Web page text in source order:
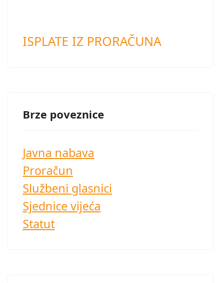
ISPLATE IZ PRORAČUNA
Brze poveznice
Javna nabava
Proračun
Službeni glasnici
Sjednice vijeća
Statut